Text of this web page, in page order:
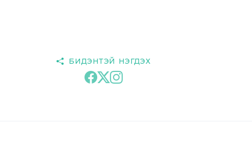
БИДЭНТЭЙ НЭГДЭХ